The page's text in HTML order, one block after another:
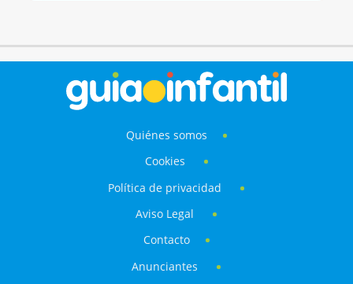
Quiénes somos
Cookies
Política de privacidad
Aviso Legal
Contacto
Anunciantes